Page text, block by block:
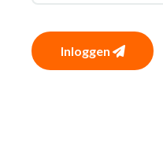
Inloggen